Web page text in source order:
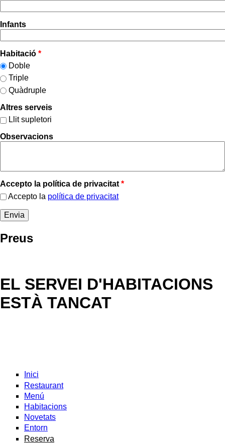
Infants
Habitació *
Doble
Triple
Quàdruple
Altres serveis
Llit supletori
Observacions
Accepto la política de privacitat *
Accepto la política de privacitat
Preus
EL SERVEI D'HABITACIONS
ESTÀ TANCAT
Inici
Restaurant
Menú
Habitacions
Novetats
Entorn
Reserva